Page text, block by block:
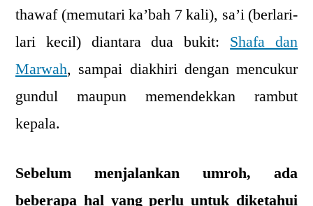
thawaf (memutari ka’bah 7 kali), sa’i (berlari-
lari kecil) diantara dua bukit: Shafa dan
Marwah, sampai diakhiri dengan mencukur
gundul maupun memendekkan rambut
kepala.
Sebelum menjalankan umroh, ada
beberapa hal yang perlu untuk diketahui